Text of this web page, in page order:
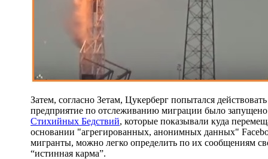
Затем, согласно Зетам, Цукерберг попытался
предприятие по отслеживанию миграции было
Стихийных Бедствий, которые показывали куда
основании "агрегированных, анонимных данных"
мигранты, можно легко определить по их сообщениям
“истинная карма”.